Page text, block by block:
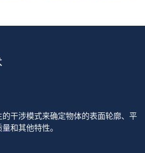
干涉模式来确定物体的表面轮廓、平
和其他特性。